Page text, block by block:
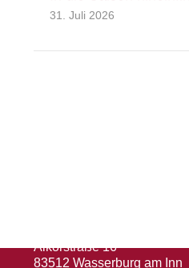
31. Juli 2026
Alkorstraße 16
83512 Wasserburg am Inn